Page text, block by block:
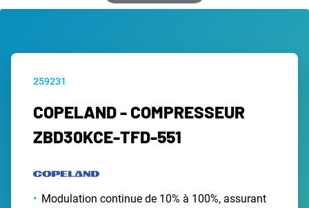
259231
COPELAND - COMPRESSEUR
ZBD30KCE-TFD-551
Modulation continue de 10% à 100%, assurant